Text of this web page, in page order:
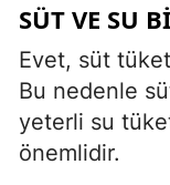
SÜT VE SU
Evet, süt
Bu nedenle
yeterli su
önemlidir.